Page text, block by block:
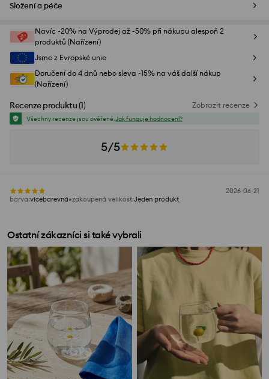
Složení a péče
Navíc -20% na Výprodej až -50% při nákupu alespoň 2
produktů (Nařízení)
Jsme z Evropské unie
Doručení do 4 dnů nebo sleva -15% na váš další nákup
(Nařízení)
Recenze produktu(1) Zobrazit recenze
Všechny recenze jsou ověřené.Jak funguje hodnocení?
5/5
2026-06-21
barva:vícebarevná zakoupená velikost:Jeden produkt
Ostatní zákazníci si také vybrali